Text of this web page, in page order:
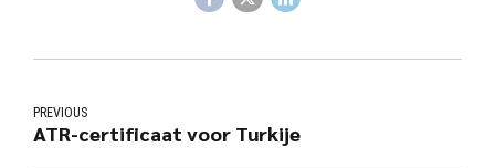
PREVIOUS
ATR-certificaat voor Turkije